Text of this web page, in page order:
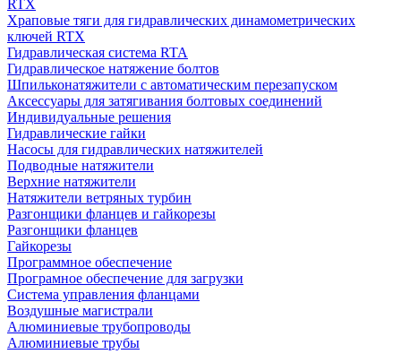
RTX
Храповые тяги для гидравлических динамометрических
ключей RTX
Гидравлическая система RTA
Гидравлическое натяжение болтов
Шпильконатяжители с автоматическим перезапуском
Аксессуары для затягивания болтовых соединений
Индивидуальные решения
Гидравлические гайки
Насосы для гидравлических натяжителей
Подводные натяжители
Верхние натяжители
Натяжители ветряных турбин
Разгонщики фланцев и гайкорезы
Разгонщики фланцев
Гайкорезы
Программное обеспечение
Програмное обеспечение для загрузки
Система управления фланцами
Воздушные магистрали
Алюминиевые трубопроводы
Алюминиевые трубы